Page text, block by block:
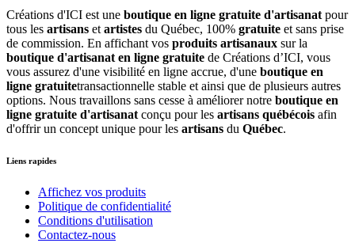
Créations d'ICI est une boutique en ligne gratuite d'artisanat pour
tous les artisans et artistes du Québec, 100% gratuite et sans prise
de commission. En affichant vos produits artisanaux sur la
boutique d'artisanat en ligne gratuite de Créations d’ICI, vous
vous assurez d'une visibilité en ligne accrue, d'une boutique en
ligne gratuitetransactionnelle stable et ainsi que de plusieurs autres
options. Nous travaillons sans cesse à améliorer notre boutique en
ligne gratuite d'artisanat conçu pour les artisans québécois afin
d'offrir un concept unique pour les artisans du Québec.
Liens rapides
Affichez vos produits
Politique de confidentialité
Conditions d'utilisation
Contactez-nous